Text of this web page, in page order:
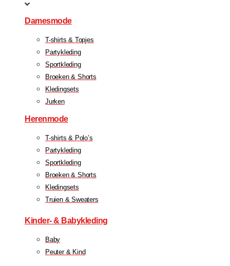
Damesmode
T-shirts & Topjes
Partykleding
Sportkleding
Broeken & Shorts
Kledingsets
Jurken
Herenmode
T-shirts & Polo’s
Partykleding
Sportkleding
Broeken & Shorts
Kledingsets
Truien & Sweaters
Kinder- & Babykleding
Baby
Peuter & Kind